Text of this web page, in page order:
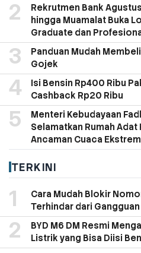
Rekrutmen Bank
hingga Muamalat Buka
Graduate dan
Panduan Mudah
Gojek
Isi Bensin Rp400 Ribu
Cashback Rp20 Ribu
Menteri Kebudayaan
Selamatkan Rumah
Ancaman Cuaca Ekstrem
TERKINI
Cara Mudah Blokir
Terhindar dari Gangguan
BYD M6 DM Resmi
Listrik yang Bisa Diisi